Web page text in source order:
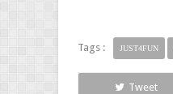
Tags : JUST4FUN
Tweet